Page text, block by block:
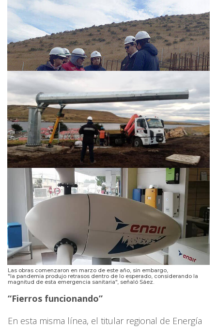
Las obras comenzaron en marzo de este año, sin embargo,
"la pandemia produjo retrasos dentro de lo esperado, considerando la
magnitud de esta emergencia sanitaria", señaló Sáez.
“Fierros funcionando”
En esta misma línea, el titular regional de Energía